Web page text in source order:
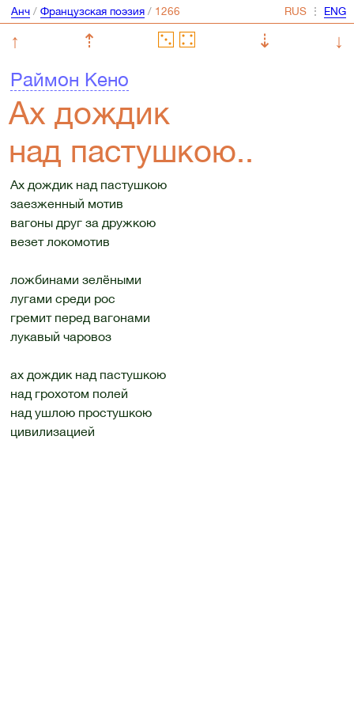
Анч/ Французская поэзия/ ⋮
↑ ⇡ ⇣
↓
Раймон Кено
Ах дождик
над пастушкою..
Ах дождик над пастушкою
заезженный мотив
вагоны друг за дружкою
везет локомотив
ложбинами зелёными
лугами среди рос
гремит перед вагонами
лукавый чаровоз
ах дождик над пастушкою
над грохотом полей
над ушлою простушкою
цивилизацией